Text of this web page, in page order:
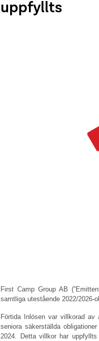
uppfyllts
First Camp Group AB
samtliga utestående 2022/2026-
Förtida Inlösen var villkorad
seniora säkerställda
2024. Detta villkor har